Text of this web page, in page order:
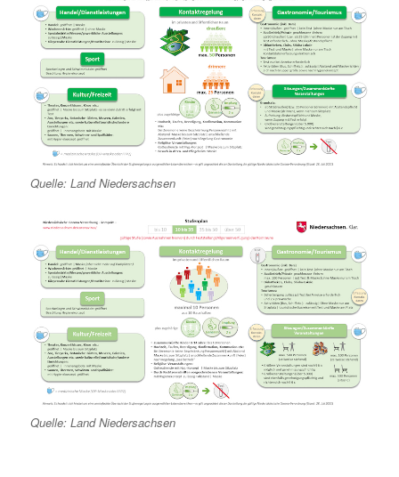
Quelle: Land Niedersachsen
Quelle: Land Niedersachsen